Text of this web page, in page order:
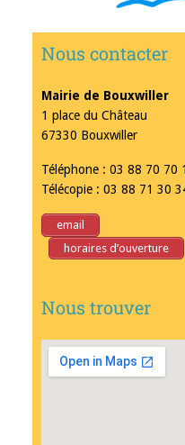
Nous contacter
Mairie de Bouxwiller
1 place du Château
67330 Bouxwiller
Téléphone : 03 88 70 70
Télécopie : 03 88 71 30
email
horaires d’ouverture
Nous trouver